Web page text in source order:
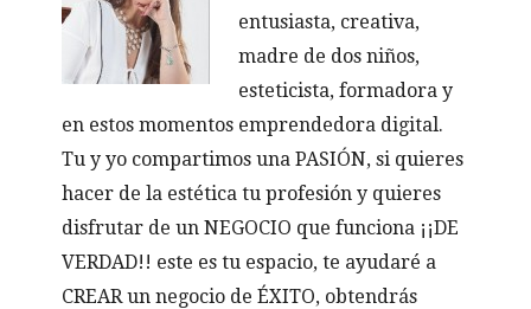
entusiasta, creativa,
madre de dos niños,
esteticista, formadora y
en estos momentos emprendedora digital.
Tu y yo compartimos una PASIÓN, si quieres
hacer de la estética tu profesión y quieres
disfrutar de un NEGOCIO que funciona ¡¡DE
VERDAD!! este es tu espacio, te ayudaré a
CREAR un negocio de ÉXITO, obtendrás